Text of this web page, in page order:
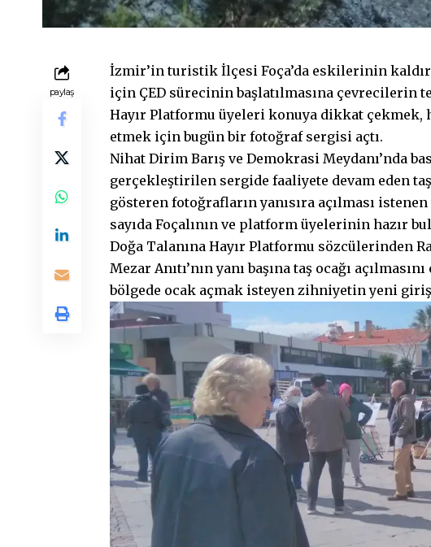
paylaş
İzmir’in turistik İlçesi Foça’da eskilerinin
için ÇED sürecinin başlatılmasına çevrecilerin
Hayır Platformu üyeleri konuya dikkat
etmek için bugün bir fotoğraf sergisi açtı.
Nihat Dirim Barış ve Demokrasi Meydanı’nda
gerçekleştirilen sergide faaliyete devam eden
gösteren fotoğrafların yanısıra açılması
sayıda Foçalının ve platform üyelerinin hazır
Doğa Talanına Hayır Platformu sözcülerinden
Mezar Anıtı’nın yanı başına taş ocağı
bölgede ocak açmak isteyen zihniyetin yeni